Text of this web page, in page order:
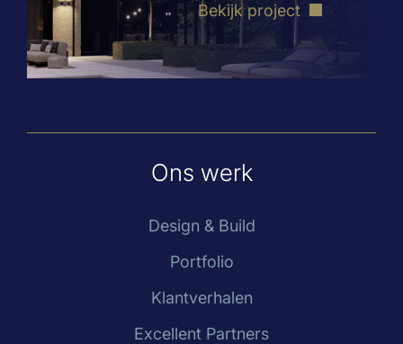
Bekijk project
Ons werk
Design & Build
Portfolio
Klantverhalen
Excellent Partners